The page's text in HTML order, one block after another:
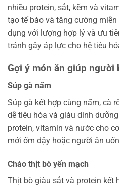
nhiều protein, sắt, kẽm và
tạo tế bào và tăng cường
dụng với lượng hợp lý và ưu
tránh gây áp lực cho hệ tiêu
Gợi ý món ăn giúp người
Súp gà nấm
Súp gà kết hợp cùng nấm, cà
dễ tiêu hóa và giàu dinh
protein, vitamin và nước cho
mới ốm dậy hoặc người ăn
Cháo thịt bò yến mạch
Thịt bò giàu sắt và protein kết